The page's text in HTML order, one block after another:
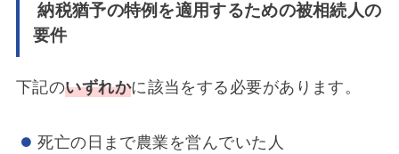
納税猶予の特例を適用するための被相続人の
要件
下記のいずれかに該当をする必要があります。
死亡の日まで農業を営んでいた人